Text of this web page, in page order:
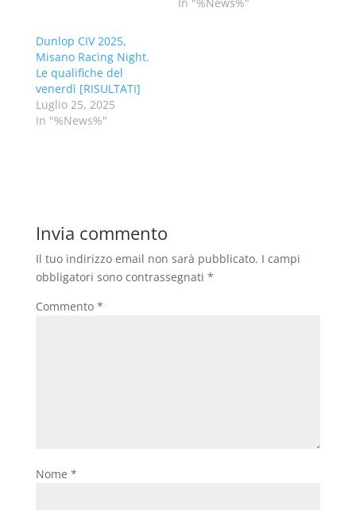
Dunlop CIV 2025,
Misano Racing Night.
Le qualifiche del
venerdì [RISULTATI]
Luglio 25, 2025
In "%News%"
Invia commento
Il tuo indirizzo email non sarà pubblicato. I campi
obbligatori sono contrassegnati *
Commento *
Nome *